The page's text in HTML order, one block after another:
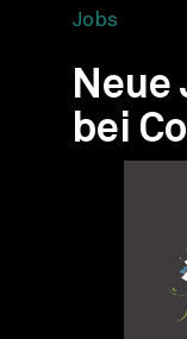
Jobs
Neue
bei